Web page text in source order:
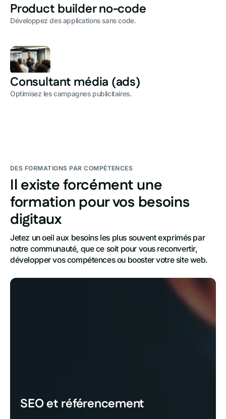
Product builder no-code
Développez des applications sans code.
Consultant média (ads)
Optimisez les campagnes publicitaires.
DES FORMATIONS PAR COMPÉTENCES
Il existe forcément une
formation pour vos besoins
digitaux
Jetez un oeil aux besoins les plus souvent exprimés par
notre communauté, que ce soit pour vous reconvertir,
développer vos compétences ou booster votre site web.
SEO et référencement